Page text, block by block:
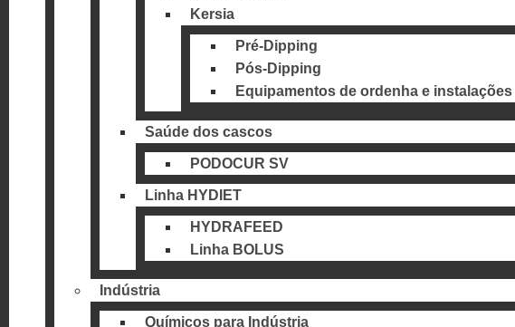
Kersia
Pré-Dipping
Pós-Dipping
Equipamentos de ordenha e instalações
Saúde dos cascos
PODOCUR SV
Linha HYDIET
HYDRAFEED
Linha BOLUS
Indústria
Químicos para Indústria